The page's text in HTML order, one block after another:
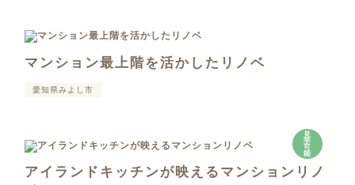
マンション最上階を活かしたリノベ
愛知県みよし市
見
学
可
能
アイランドキッチンが映えるマンションリノ